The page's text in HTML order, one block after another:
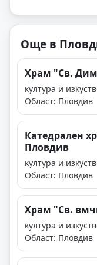
Още в
Храм "Св.
култура и
Област: Пловдив
Катедрален
Пловдив
култура и
Област: Пловдив
Храм "Св.
култура и
Област: Пловдив